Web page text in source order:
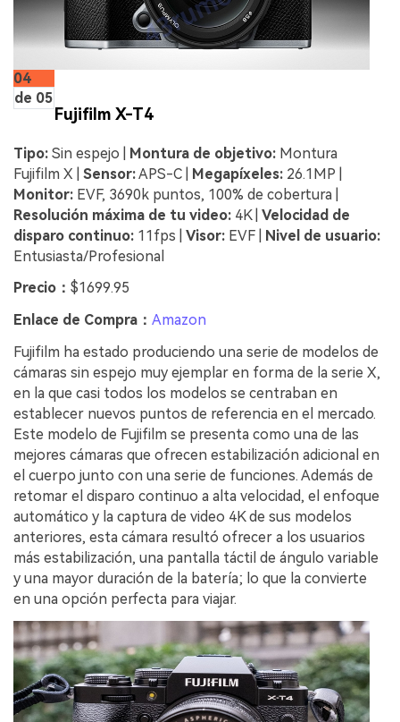
04
de 05
Fujifilm X-T4
Tipo: Sin espejo | Montura de objetivo: Montura
Fujifilm X | Sensor:APS-C | Megapíxeles: 26.1MP |
Monitor: EVF, 3690k puntos, 100% de cobertura |
Resolución máxima de tu video: 4K | Velocidad de
disparo continuo: 11fps | Visor: EVF |
Nivel de usuario:
Entusiasta/Profesional
Precio： $1699.95
Enlace de Compra： Amazon
Fujifilm ha estado produciendo una serie de modelos de
cámaras sin espejo muy ejemplar en forma de la serie X,
en la que casi todos los modelos se centraban en
establecer nuevos puntos de referencia en el mercado.
Este modelo de Fujifilm se presenta como una de las
mejores cámaras que ofrecen estabilización adicional en
el cuerpo junto con una serie de funciones. Además de
retomar el disparo continuo a alta velocidad, el enfoque
automático y la captura de video 4K de sus modelos
anteriores, esta cámara resultó ofrecer a los usuarios
más estabilización, una pantalla táctil de ángulo variable
y una mayor duración de la batería; lo que la convierte
en una opción perfecta para viajar.